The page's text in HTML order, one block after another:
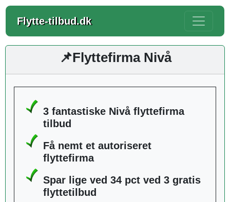
Flytte-tilbud.dk
📌Flyttefirma Nivå
3 fantastiske Nivå flyttefirma
tilbud
Få nemt et autoriseret
flyttefirma
Spar lige ved 34 pct ved 3 gratis
flyttetilbud